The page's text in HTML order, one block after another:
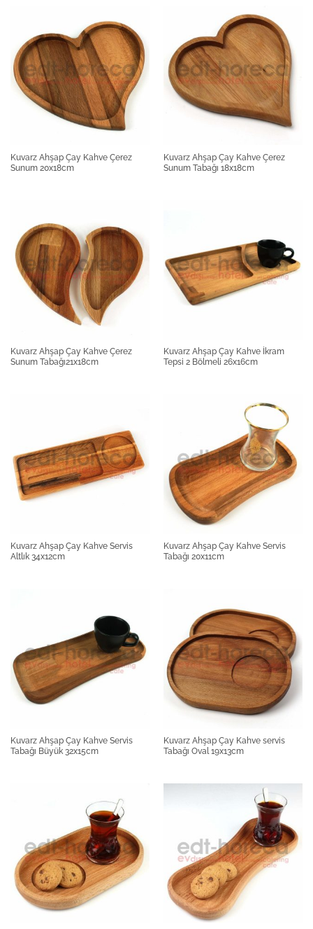
Kuvarz Ahşap Çay Kahve Çerez
Sunum 20x18cm
Kuvarz Ahşap Çay Kahve Çerez
Sunum Tabağı 18x18cm
Kuvarz Ahşap Çay Kahve Çerez
Sunum Tabağı21x18cm
Kuvarz Ahşap Çay Kahve İkram
Tepsi 2 Bölmeli 26x16cm
Kuvarz Ahşap Çay Kahve Servis
Altlık 34x12cm
Kuvarz Ahşap Çay Kahve Servis
Tabağı 20x11cm
Kuvarz Ahşap Çay Kahve Servis
Tabağı Büyük 32x15cm
Kuvarz Ahşap Çay Kahve servis
Tabağı Oval 19x13cm